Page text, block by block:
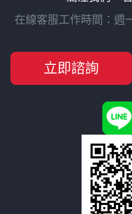
在線客服工作時間：週
立即諮詢